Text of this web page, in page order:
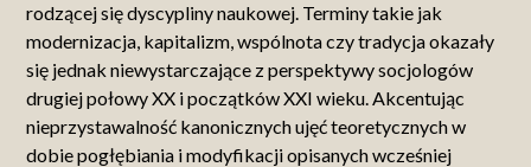
rodzącej się dyscypliny naukowej. Terminy takie jak
modernizacja, kapitalizm, wspólnota czy tradycja okazały
się jednak niewystarczające z perspektywy socjologów
drugiej połowy XX i początków XXI wieku. Akcentując
nieprzystawalność kanonicznych ujęć teoretycznych w
dobie pogłębiania i modyfikacji opisanych wcześniej